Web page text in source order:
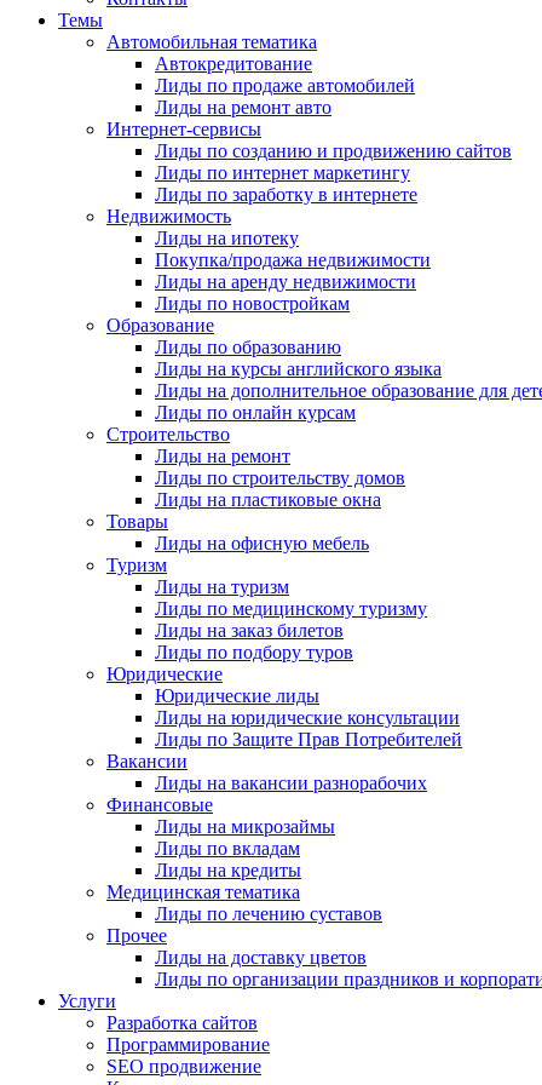
Темы
Автомобильная тематика
Автокредитование
Лиды по продаже автомобилей
Лиды на ремонт авто
Интернет-сервисы
Лиды по созданию и продвижению сайтов
Лиды по интернет маркетингу
Лиды по заработку в интернете
Недвижимость
Лиды на ипотеку
Покупка/продажа недвижимости
Лиды на аренду недвижимости
Лиды по новостройкам
Образование
Лиды по образованию
Лиды на курсы английского языка
Лиды на дополнительное образование для
Лиды по онлайн курсам
Строительство
Лиды на ремонт
Лиды по строительству домов
Лиды на пластиковые окна
Товары
Лиды на офисную мебель
Туризм
Лиды на туризм
Лиды по медицинскому туризму
Лиды на заказ билетов
Лиды по подбору туров
Юридические
Юридические лиды
Лиды на юридические консультации
Лиды по Защите Прав Потребителей
Вакансии
Лиды на вакансии разнорабочих
Финансовые
Лиды на микрозаймы
Лиды по вкладам
Лиды на кредиты
Медицинская тематика
Лиды по лечению суставов
Прочее
Лиды на доставку цветов
Лиды по организации праздников и
Услуги
Разработка сайтов
Программирование
SEO продвижение